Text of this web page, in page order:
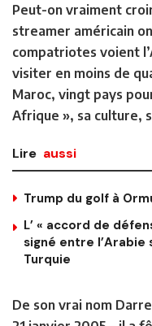
Peut-on vraiment
streamer américain
compatriotes voient
visiter en moins de
Maroc, vingt pays
Afrique », sa culture,
Lire aussi
Trump du golf à
L’ « accord de
signé entre l’Arabie
Turquie
De son vrai nom